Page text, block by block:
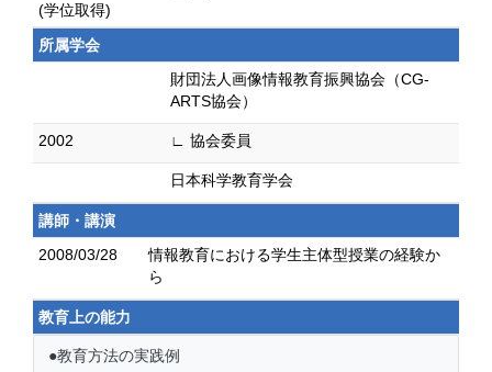
(学位取得)
所属学会
財団法人画像情報教育振興協会（CG-
ARTS協会）
2002 ∟ 協会委員
日本科学教育学会
講師・講演
2008/03/28
情報教育における学生主体型授業の経験か
ら
教育上の能力
●教育方法の実践例